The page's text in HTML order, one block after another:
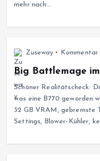
mehr nach…
Zuseway Kommentar
Big Battlemage
Schöner Realitätscheck:
was eine B770 geworden
32 GB VRAM, gebremste
Settings, Blower-Kühler,